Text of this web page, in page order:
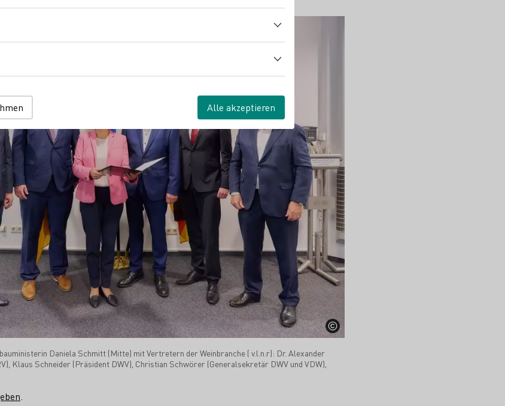
Daniela Schmitt (Mitte) mit Vertretern der Weinbranche ( v.l.n.r): Dr. Alexander
Klaus Schneider (Präsident DWV), Christian Schwörer (Generalsekretär DWV und VDW),
Alle akzeptieren